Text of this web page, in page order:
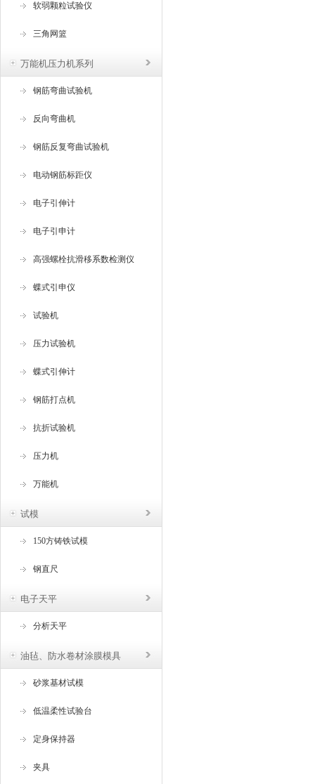
软弱颗粒试验仪
三角网篮
万能机压力机系列
钢筋弯曲试验机
反向弯曲机
钢筋反复弯曲试验机
电动钢筋标距仪
电子引伸计
电子引申计
高强螺栓抗滑移系数检测仪
蝶式引申仪
试验机
压力试验机
蝶式引伸计
钢筋打点机
抗折试验机
压力机
万能机
试模
150方铸铁试模
钢直尺
电子天平
分析天平
油毡、防水卷材涂膜模具
砂浆基材试模
低温柔性试验台
定身保持器
夹具